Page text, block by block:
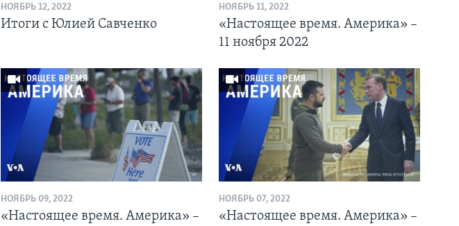
НОЯБРЬ 12, 2022
Итоги с Юлией Савченко
НОЯБРЬ 11, 2022
«Настоящее время. Америка» –
11 ноября 2022
НОЯБРЬ 09, 2022
«Настоящее время. Америка» –
НОЯБРЬ 07, 2022
«Настоящее время. Америка» –